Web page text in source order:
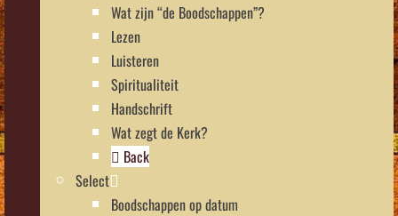
Wat zijn “de Boodschappen”?
Lezen
Luisteren
Spiritualiteit
Handschrift
Wat zegt de Kerk?
Back
Select
Boodschappen op datum